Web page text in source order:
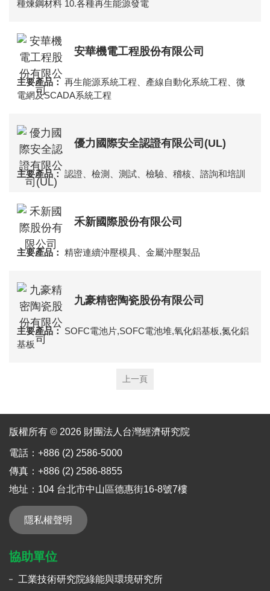
種煉鋼材料 10.各種再生能源發電
安華機電工程股份有限公司
再生能源系統工程、產線自動化系統工程、微
電網及SCADA系統工程
優力國際安全認證有限公司(UL)
認證、檢測、測試、檢驗、稽核、諮詢和培訓
禾新國際股份有限公司
精密連續沖壓模具、金屬沖壓製品
九豪精密陶瓷股份有限公司
SOFC電池片,SOFC電池堆,氧化鋁基板,氮化鋁
基板
上一頁
版權所有 © 2026 財團法人台灣經濟研究院
電話：+886 (2) 2586-5000
傳真：+886 (2) 2586-8855
地址：104 台北市中山區德惠街16-8號7樓
隱私權聲明
協助單位
工業技術研究院綠能與環境研究所